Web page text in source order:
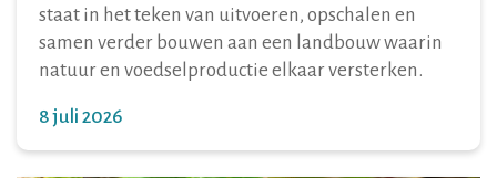
staat in het teken van uitvoeren, opschalen en
samen verder bouwen aan een landbouw waarin
natuur en voedselproductie elkaar versterken.
8 juli 2026